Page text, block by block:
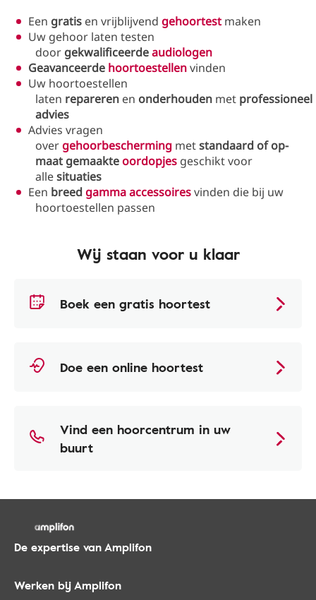
Een gratis en vrijblijvend gehoortest maken
Uw gehoor laten testen
door gekwalificeerdeaudiologen
Geavanceerde hoortoestellenvinden
Uw hoortoestellen
laten repareren en onderhouden met professioneel
advies
Advies vragen
overgehoorbescherming metstandaard of op-
maat gemaakteoordopjes geschikt voor
allesituaties
Een breedgamma accessoiresvinden die bij uw
hoortoestellen passen
Wij staan voor u klaar
Boek een gratis hoortest
Doe een online hoortest
Vind een hoorcentrum in uw
buurt
De expertise van Amplifon
Werken bij Amplifon